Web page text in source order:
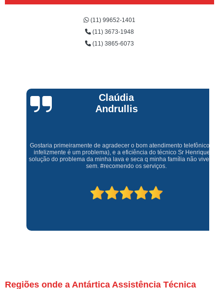
(11) 99652-1401
(11) 3673-1948
(11) 3865-6073
Claúdia
Andrullis
Gostaria primeiramente de agradecer o bom atendimento telefônico (q hj
infelizmente é um problema), e a eficiência do técnico Sr Henrique na
solução do problema da minha lava e seca q minha família não vive mais
sem. #recomendo os serviços.
Regiões onde a Antártica Assistência Técnica